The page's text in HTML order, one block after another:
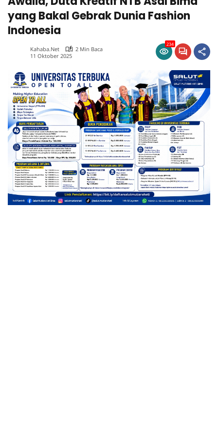
yang Bakal Gebrak Dunia Fashion
Indonesia
Kahaba.net
2 Min Baca
11 Oktober 2025
234